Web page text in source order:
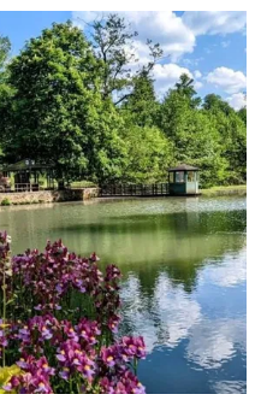
p.P. ab460,00 €